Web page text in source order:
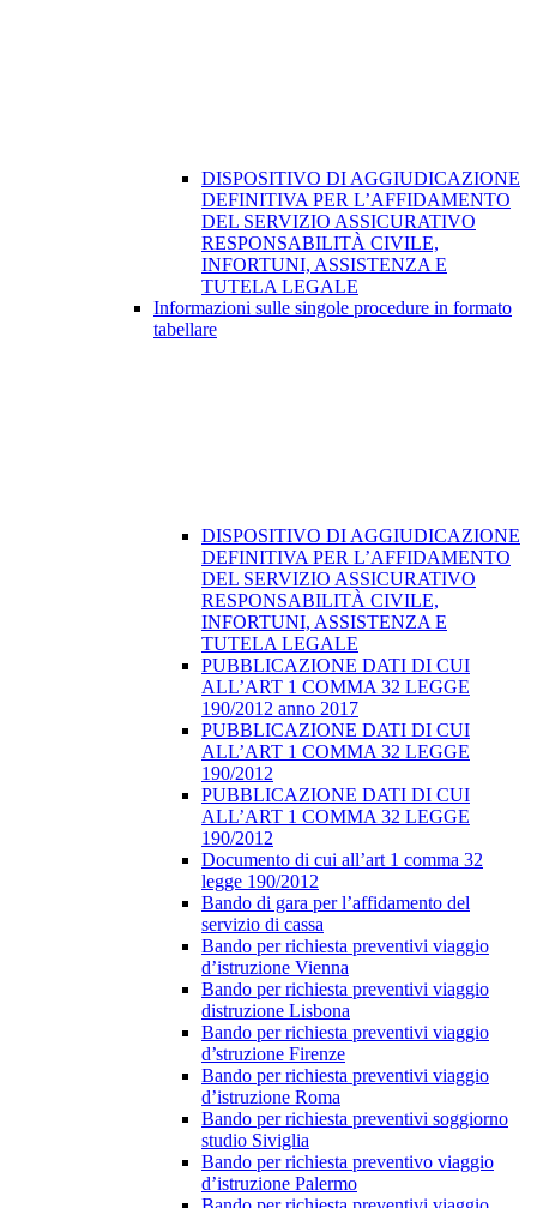
DISPOSITIVO DI AGGIUDICAZIONE
DEFINITIVA PER L’AFFIDAMENTO
DEL SERVIZIO ASSICURATIVO
RESPONSABILITÀ CIVILE,
INFORTUNI, ASSISTENZA E
TUTELA LEGALE
Informazioni sulle singole procedure in formato
tabellare
DISPOSITIVO DI AGGIUDICAZIONE
DEFINITIVA PER L’AFFIDAMENTO
DEL SERVIZIO ASSICURATIVO
RESPONSABILITÀ CIVILE,
INFORTUNI, ASSISTENZA E
TUTELA LEGALE
PUBBLICAZIONE DATI DI CUI
ALL’ART 1 COMMA 32 LEGGE
190/2012 anno 2017
PUBBLICAZIONE DATI DI CUI
ALL’ART 1 COMMA 32 LEGGE
190/2012
PUBBLICAZIONE DATI DI CUI
ALL’ART 1 COMMA 32 LEGGE
190/2012
Documento di cui all’art 1 comma 32
legge 190/2012
Bando di gara per l’affidamento del
servizio di cassa
Bando per richiesta preventivi viaggio
d’istruzione Vienna
Bando per richiesta preventivi viaggio
distruzione Lisbona
Bando per richiesta preventivi viaggio
d’struzione Firenze
Bando per richiesta preventivi viaggio
d’istruzione Roma
Bando per richiesta preventivi soggiorno
studio Siviglia
Bando per richiesta preventivo viaggio
d’istruzione Palermo